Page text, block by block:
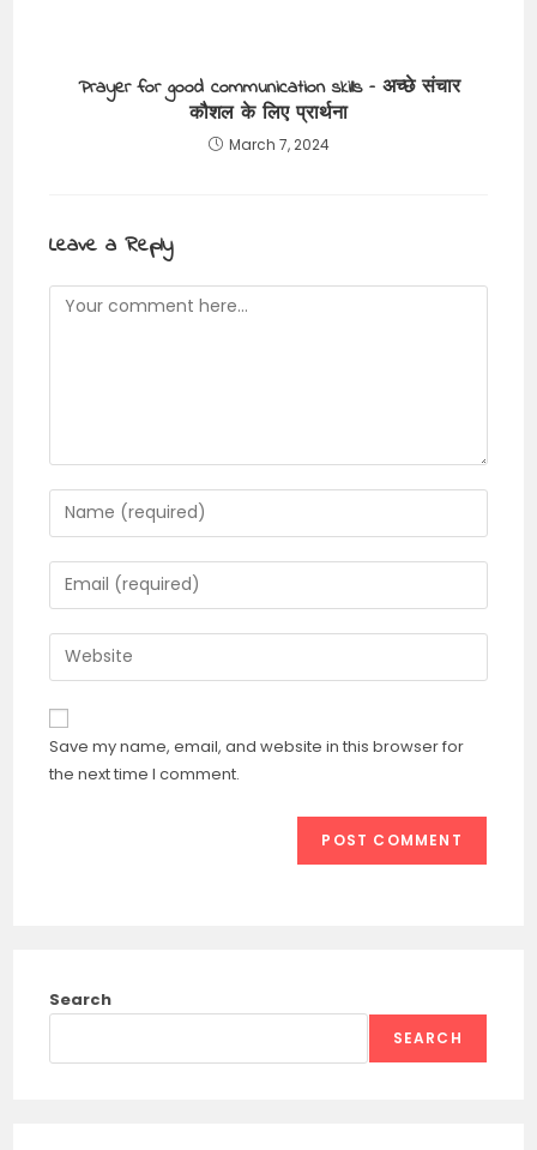
Prayer for good communication skills – अच्छे संचार
कौशल के लिए प्रार्थना
March 7, 2024
Leave a Reply
Comment
Enter
your
name
or
to
comment
Enter
your
email
address
comment
Enter
your
website
URL
(optional)
Save my name, email, and website in this browser for
the next time I comment.
Search
SEARCH